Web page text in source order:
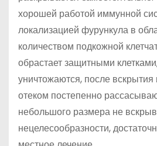
хорошей работой иммунной
локализацией фурункула в
количеством подкожной
обрастает защитными
уничтожаются, после вскрытия
отеком постепенно
небольшого размера не
нецелесообразности,